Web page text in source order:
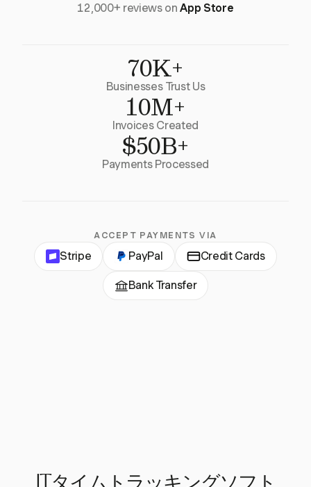
12,000+ reviews onApp Store
70K+
Businesses Trust Us
10M+
Invoices Created
$50B+
Payments Processed
ACCEPT PAYMENTS VIA
Stripe PayPal Credit Cards
Bank Transfer